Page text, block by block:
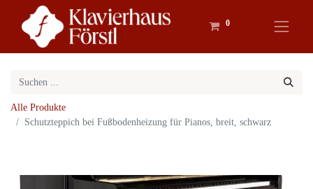
0
Alle Produkte
Schutzteppich bei Fußbodenheizung für Pianos, breit, schwarz